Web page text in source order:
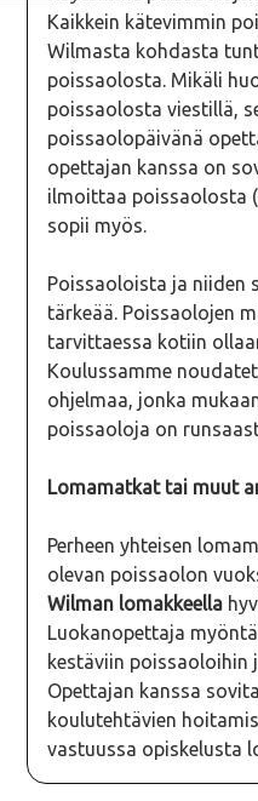
Kaikkein kätevimmin
Wilmasta kohdasta
poissaolosta. Mikäli
poissaolosta viestillä,
poissaolopäivänä
opettajan kanssa on
ilmoittaa poissaolosta
sopii myös.
Poissaoloista ja niiden
tärkeää. Poissaolojen
tarvittaessa kotiin
Koulussamme
ohjelmaa, jonka
poissaoloja on
Lomamatkat tai muut
Perheen yhteisen
olevan poissaolon
Wilman lomakkeella
Luokanopettaja
kestäviin poissaoloihin
Opettajan kanssa
koulutehtävien
vastuussa opiskelusta